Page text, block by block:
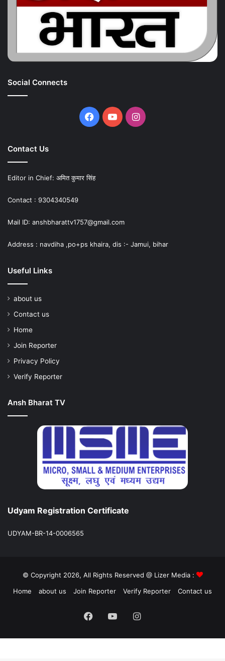
Social Connects
Facebook
YouTubeInstagram
Contact Us
Editor in Chief: अमित कुमार सिंह
Contact : 9304340549
Mail ID: anshbharattv1757@gmail.com
Address : navdiha ,po+ps khaira, dis :- Jamui, bihar
Useful Links
about us
Contact us
Home
Join Reporter
Privacy Policy
Verify Reporter
Ansh Bharat TV
Udyam Registration Certificate
UDYAM-BR-14-0006565
© Copyright 2026, All Rights Reserved @ Lizer Media :
Home
about us Join Reporter Verify Reporter Contact us
Facebook
YouTubeInstagram